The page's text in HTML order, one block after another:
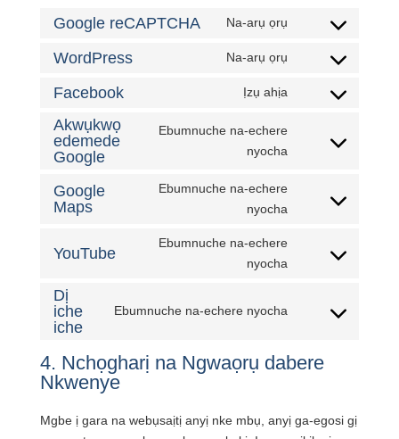
Google reCAPTCHA Na-arụ ọrụ
Nkwenye
maka
google-
WordPress Na-arụ ọrụ
Nkwenye
Facebook Ịzụ ahịa
Nkwenye
Akwụkwọ
edemede
Google
Ebumnuche na-echere
nyocha
Nkwenye
Google
Maps
Ebumnuche na-echere
nyocha
Nkwenye
YouTube
Ebumnuche na-echere
nyocha
Nkwenye
Dị
iche
iche
Ebumnuche na-echere nyocha
Nkwenye
ọrụ
iche
4. Nchọgharị na Ngwaọrụ dabere
Nkwenye
Mgbe ị gara na webụsaịtị anyị nke mbụ, anyị ga-egosi gị